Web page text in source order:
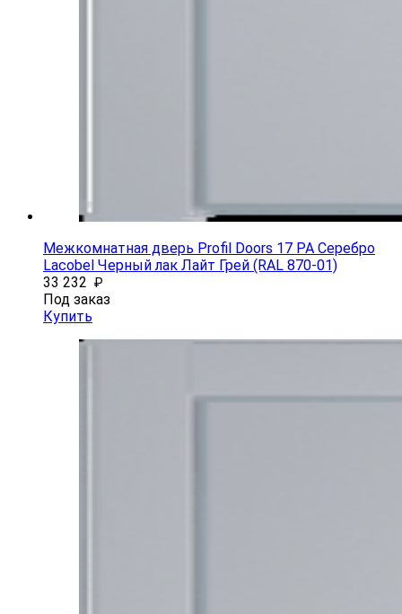
Межкомнатная дверь Profil Doors 17 PA Серебро
Lacobel Черный лак Лайт Грей (RAL 870-01)
33 232 ₽
Под заказ
Купить